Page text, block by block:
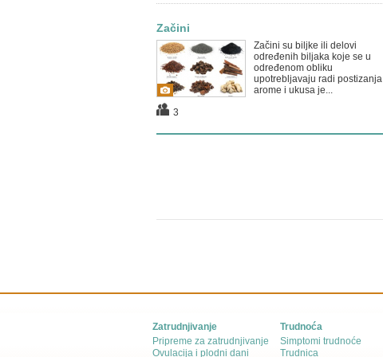
Začini
Začini su biljke ili delovi
određenih biljaka koje se u
određenom obliku
upotrebljavaju radi postizanja
arome i ukusa je...
3
Zatrudnjivanje
Pripreme za zatrudnjivanje
Ovulacija i plodni dani
Trudnoća
Simptomi trudnoće
Trudnica